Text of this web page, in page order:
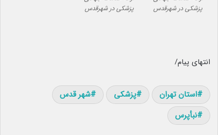
پزشکی در شهرقدس
پزشکی در شهرقدس
انتهای پیام/
استان تهران پزشکی
شهر قدس
نبأپرس